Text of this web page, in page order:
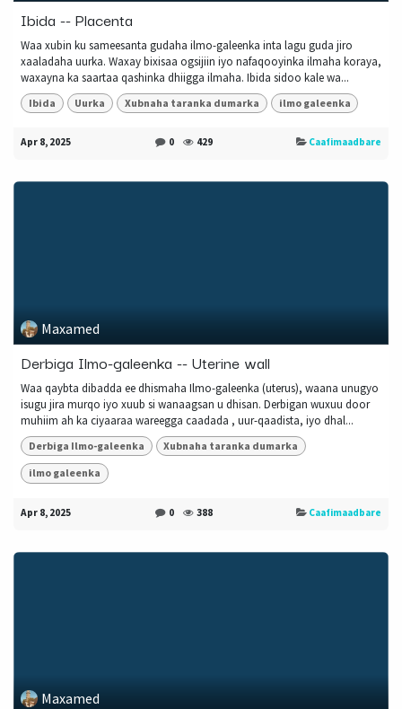
Ibida -- Placenta
Waa xubin ku sameesanta gudaha ilmo-galeenka inta lagu guda jiro
xaaladaha uurka. Waxay bixisaa ogsijiin iyo nafaqooyinka ilmaha koraya,
waxayna ka saartaa qashinka dhiigga ilmaha. Ibida sidoo kale wa...
Ibida Uurka Xubnaha taranka dumarka ilmo galeenka
Apr 8, 2025 0 429 Caafimaadbare
Maxamed
Derbiga Ilmo-galeenka -- Uterine wall
Waa qaybta dibadda ee dhismaha Ilmo-galeenka (uterus), waana unugyo
isugu jira murqo iyo xuub si wanaagsan u dhisan. Derbigan wuxuu door
muhiim ah ka ciyaaraa wareegga caadada , uur-qaadista, iyo dhal...
Derbiga Ilmo-galeenka Xubnaha taranka dumarka
ilmo galeenka
Apr 8, 2025 0 388 Caafimaadbare
Maxamed